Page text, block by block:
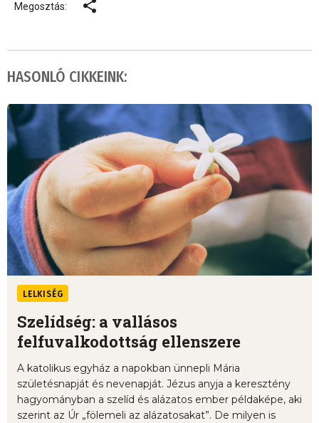
Megosztás:
HASONLÓ CIKKEINK:
LELKISÉG
Szelídség: a vallásos
felfuvalkodottság ellenszere
A katolikus egyház a napokban ünnepli Mária
születésnapját és nevenapját. Jézus anyja a keresztény
hagyományban a szelíd és alázatos ember példaképe, aki
szerint az Úr „fölemeli az alázatosakat”. De milyen is